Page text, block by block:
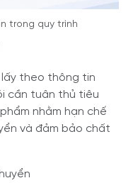
trong quy trình
theo thông tin
cần tuân thủ tiêu
nhằm hạn chế
và đảm bảo chất